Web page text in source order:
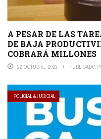
A PESAR DE LAS
DE BAJA
COBRARÁ MILLONES
22 OCTUBRE, 2022 PUBLICADO
POLICIAL & JUDICIAL